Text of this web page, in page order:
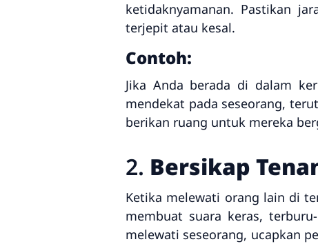
ketidaknyamanan. Pastikan
terjepit atau kesal.
Contoh:
Jika Anda berada di dalam
mendekat pada seseorang,
berikan ruang untuk mereka
2. Bersikap
Ketika melewati orang lain di
membuat suara keras,
melewati seseorang, ucapkan